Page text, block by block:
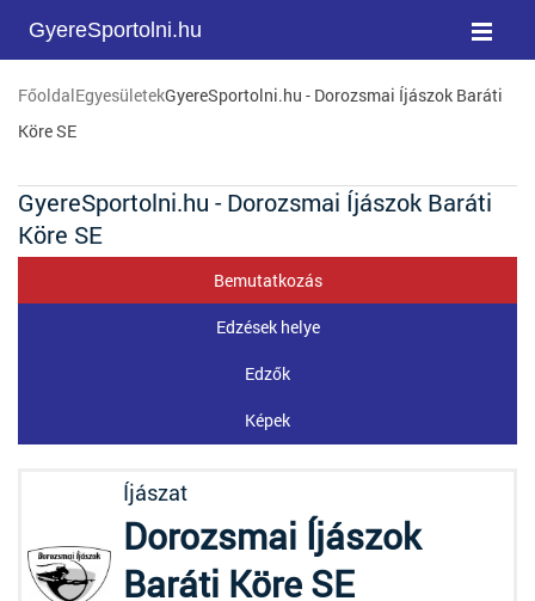
GyereSportolni.hu
FőoldalEgyesületekGyereSportolni.hu - Dorozsmai Íjászok Baráti
Köre SE
GyereSportolni.hu - Dorozsmai Íjászok Baráti
Köre SE
Bemutatkozás
Edzések helye
Edzők
Képek
Íjászat
Dorozsmai Íjászok
Baráti Köre SE